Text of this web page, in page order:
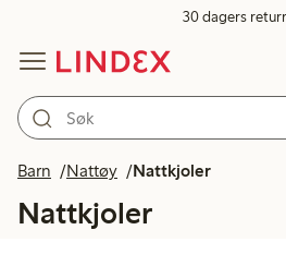
30 dagers
Barn Nattøy Nattkjoler
Nattkjoler